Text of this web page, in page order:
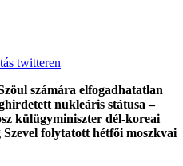
twitteren
számára elfogadhatatlan
nukleáris státusa –
külügyminiszter dél-koreai
folytatott hétfői moszkvai